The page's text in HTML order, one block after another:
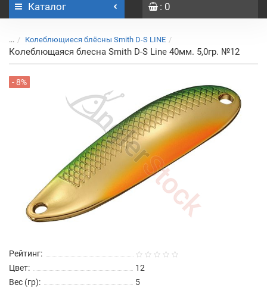
Каталог : 0
... Колеблющиеся блёсны Smith D-S LINE
Колеблющаяся блесна Smith D-S Line 40мм. 5,0гр. №12
- 8%
Рейтинг:
Цвет:
12
Вес (гр):
5